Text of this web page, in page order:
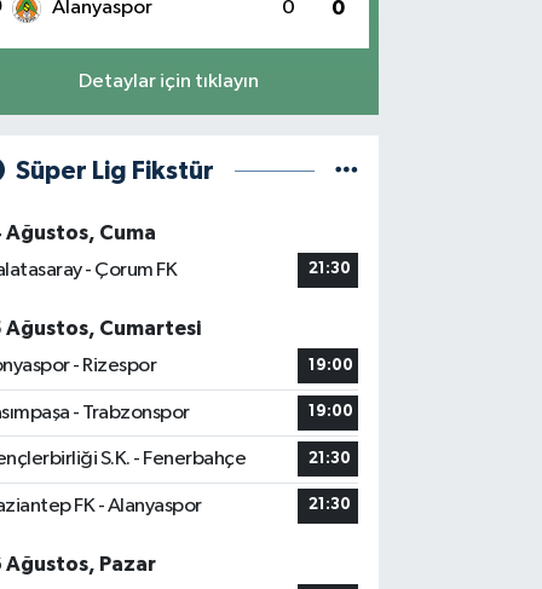
Alanyaspor 0 0
Detaylar için tıklayın
Süper Lig Fikstür
Ağustos, Cuma
- Çorum FK
21:30
Ağustos, Cumartesi
- Rizespor
19:00
- Trabzonspor 19:00
S.K. - Fenerbahçe 21:30
FK - Alanyaspor 21:30
Ağustos, Pazar